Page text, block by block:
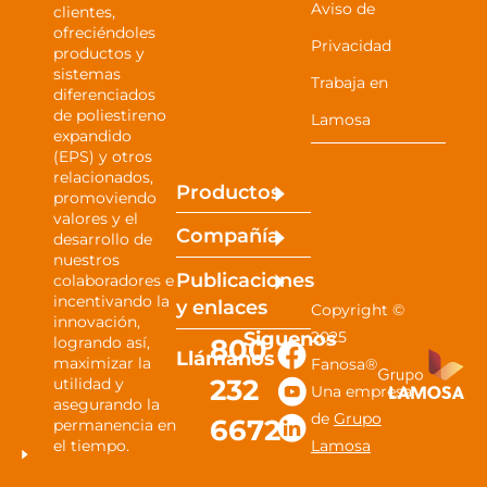
clientes,
ofreciéndoles
productos y
sistemas
diferenciados
de poliestireno
expandido
(EPS) y otros
relacionados,
promoviendo
valores y el
desarrollo de
nuestros
colaboradores e
incentivando la
innovación,
logrando así,
maximizar la
utilidad y
asegurando la
permanencia en
el tiempo.
Productos
Compañía
Publicaciones
yenlaces
Llámanos
800
232
6672
Siguenos
Copyright ©
2025
Fanosa®
Una empresa
de Grupo
Lamosa
Aviso de
Privacidad
Trabaja en
Lamosa